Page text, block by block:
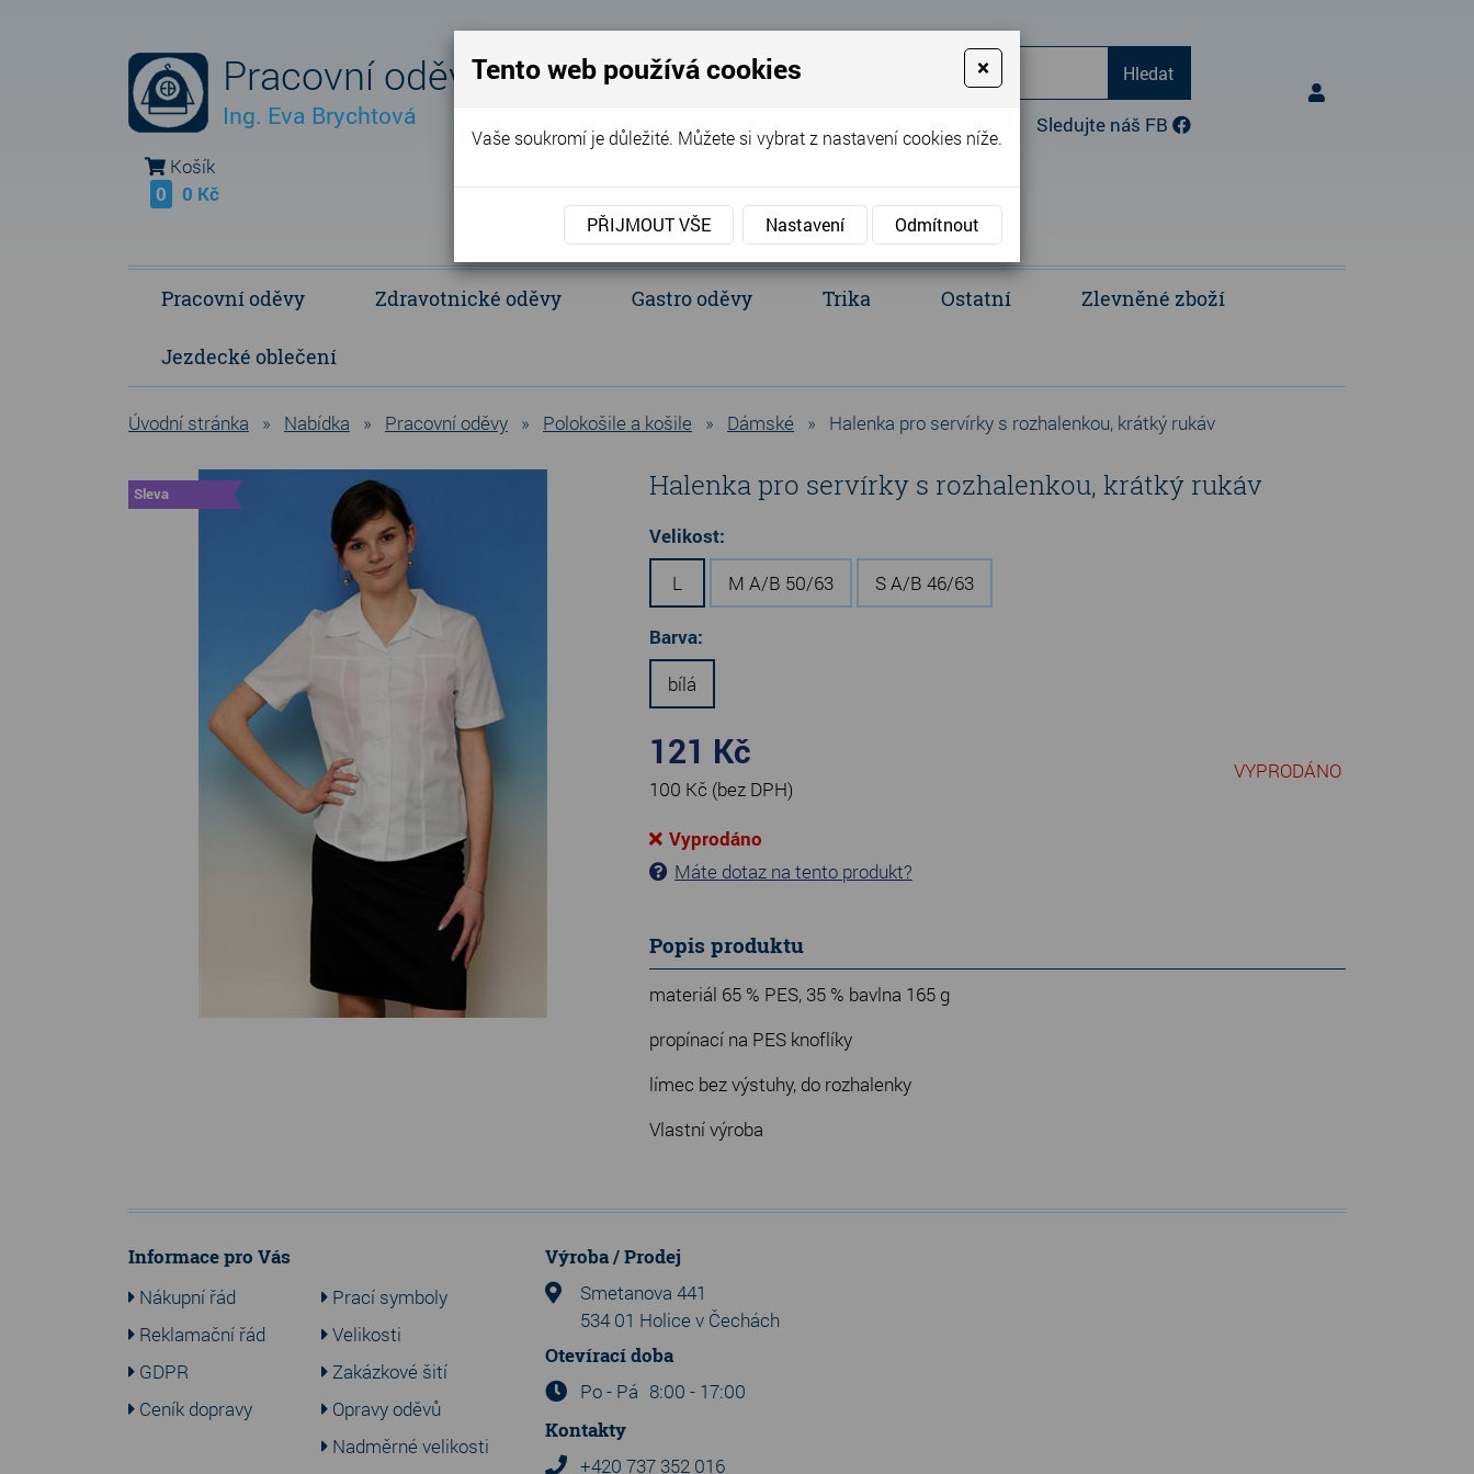
Pracovní oděvy Eva
Ing. Eva Brychtová
Hledat
+420 737 352 016 (Po - Pá 8:00 - 17:00)
Sledujte náš FB
Košík
0
0 Kč
Pracovní oděvy Zdravotnické oděvy Gastro oděvy Trika Ostatní Zlevněné zboží
Jezdecké oblečení
Úvodní stránka » Nabídka » Pracovní oděvy » Polokošile a košile » Dámské » Halenka pro servírky s rozhalenkou, krátký rukáv
Sleva Halenka pro servírky s rozhalenkou, krátký rukáv
Velikost:
L
M A/B 50/63 S A/B 46/63
Barva:
bílá
121 Kč
100 Kč (bez DPH)
VYPRODÁNO
Vyprodáno
Máte dotaz na tento produkt?
Popis produktu
materiál 65 % PES, 35 % bavlna 165 g
propínací na PES knoflíky
límec bez výstuhy, do rozhalenky
Vlastní výroba
Informace pro Vás
Nákupní řád
Reklamační řád
GDPR
Ceník dopravy
Prací symboly
Velikosti
Zakázkové šití
Opravy oděvů
Nadměrné velikosti
Výroba / Prodej
Smetanova 441
534 01 Holice v Čechách
Otevírací doba
Po - Pá 8:00 - 17:00
Kontakty
+420 737 352 016
Tento web používá cookies ×
Vaše soukromí je důležité. Můžete si vybrat z nastavení cookies níže.
PŘIJMOUT VŠE Nastavení Odmítnout